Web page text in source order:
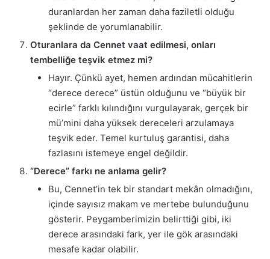
duranlardan her zaman daha faziletli olduğu
şeklinde de yorumlanabilir.
Oturanlara da Cennet vaat edilmesi, onları
tembelliğe teşvik etmez mi?
Hayır. Çünkü ayet, hemen ardından mücahitlerin
“derece derece” üstün olduğunu ve “büyük bir
ecirle” farklı kılındığını vurgulayarak, gerçek bir
mü’mini daha yüksek dereceleri arzulamaya
teşvik eder. Temel kurtuluş garantisi, daha
fazlasını istemeye engel değildir.
“Derece” farkı ne anlama gelir?
Bu, Cennet’in tek bir standart mekân olmadığını,
içinde sayısız makam ve mertebe bulunduğunu
gösterir. Peygamberimizin belirttiği gibi, iki
derece arasındaki fark, yer ile gök arasındaki
mesafe kadar olabilir.